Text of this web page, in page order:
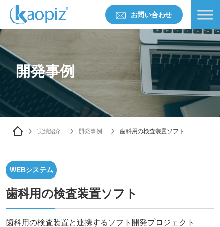
お問い合わせ
開発事例
実績紹介 開発事例 歯科用の検査装置ソフト
WEBシステム
歯科用の検査装置ソフト
歯科用の検査装置と連携するソフト開発プロジェクト